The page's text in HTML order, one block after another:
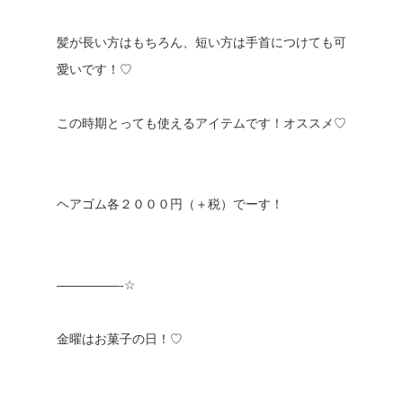
髪が長い方はもちろん、短い方は手首につけても可
愛いです！♡
この時期とっても使えるアイテムです！オススメ♡
ヘアゴム各２０００円（＋税）でーす！
—————-☆
金曜はお菓子の日！♡